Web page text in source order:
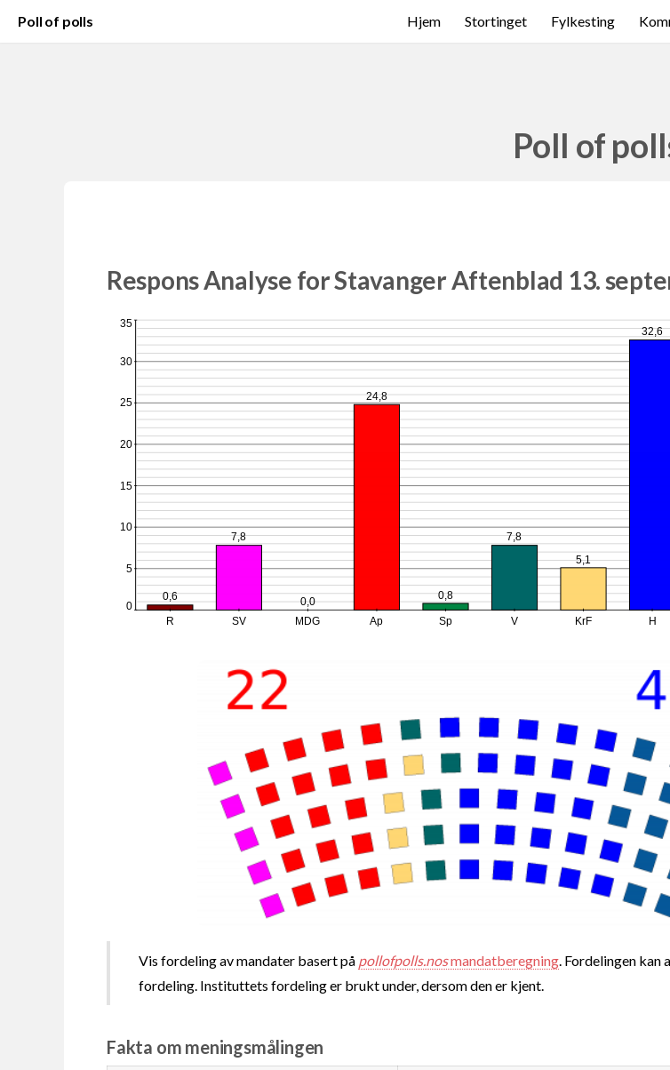
Poll of polls Hjem Stortinget Fylkesting
Poll of
Respons Analyse for Stavanger Aftenblad 13.
0,6
7,8
0,0
24,8
0,8
7,8
5,1
32,6
R SV MDG Ap Sp V KrF H
0
5
10
15
20
25
30
35
Vis fordeling av mandater basert på pollofpolls.nosmandatberegning . Fordelingen
fordeling. Instituttets fordeling er brukt under, dersom den er kjent.
Fakta om meningsmålingen